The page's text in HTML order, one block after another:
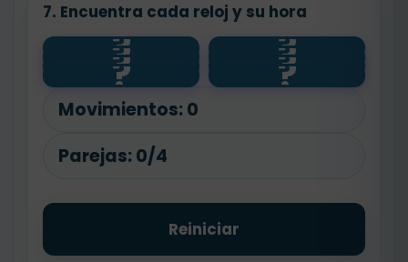
7. Encuentra cada reloj y su hora
?
5 ?
? ?
?
8 ?
2
? ?
11
Movimientos: 0
Parejas: 0/4
Reiniciar